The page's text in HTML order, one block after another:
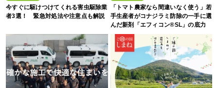
今すぐに駆けつけてくれる害虫駆除業
者3選！ 緊急対処法や注意点も解説
「トマト農家なら間違いなく使う」若
手生産者がコナジラミ防除の一手に選
んだ新剤「エフィコン®SL」の底力